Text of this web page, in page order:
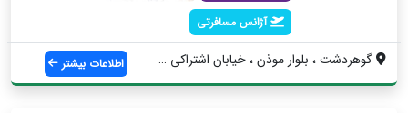
آژانس مسافرتی
گوهردشت ، بلوار موذن ، خیابان اشتراکی جن... اطلاعات بیشتر